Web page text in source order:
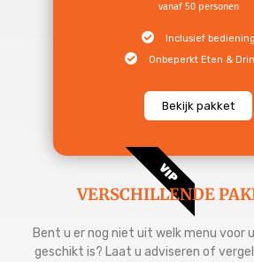
vanaf 50 personen
Inclusief bediening
Onbeperkt Eten &
Bekijk pakket
VIP
VERSCHILLENDE
Bent u er nog niet uit welk menu
geschikt is? Laat u adviseren of